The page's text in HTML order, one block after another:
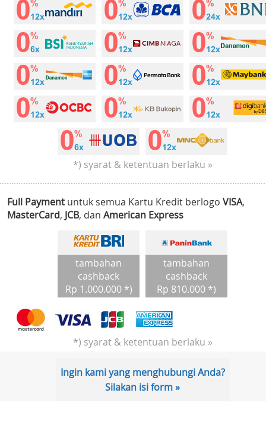
*) syarat & ketentuan berlaku »
Full Payment untuk semua Kartu Kredit berlogo VISA,
MasterCard, JCB, dan American Express
tambahan
cashback
Rp 1.000.000 *)
tambahan
cashback
Rp 810.000 *)
*) syarat & ketentuan berlaku »
Ingin kami yang menghubungi Anda?
Silakan isi form »